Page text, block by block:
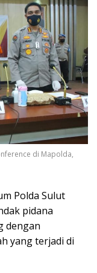
di Mapolda,
Polda Sulut
pidana
dengan
yang terjadi di